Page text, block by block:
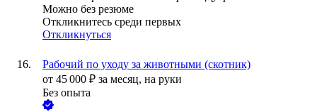
Можно без резюме
Откликнитесь среди первых
Откликнуться
Рабочий по уходу за животными (скотник)
от 45 000 ₽ за месяц, на руки
Без опыта